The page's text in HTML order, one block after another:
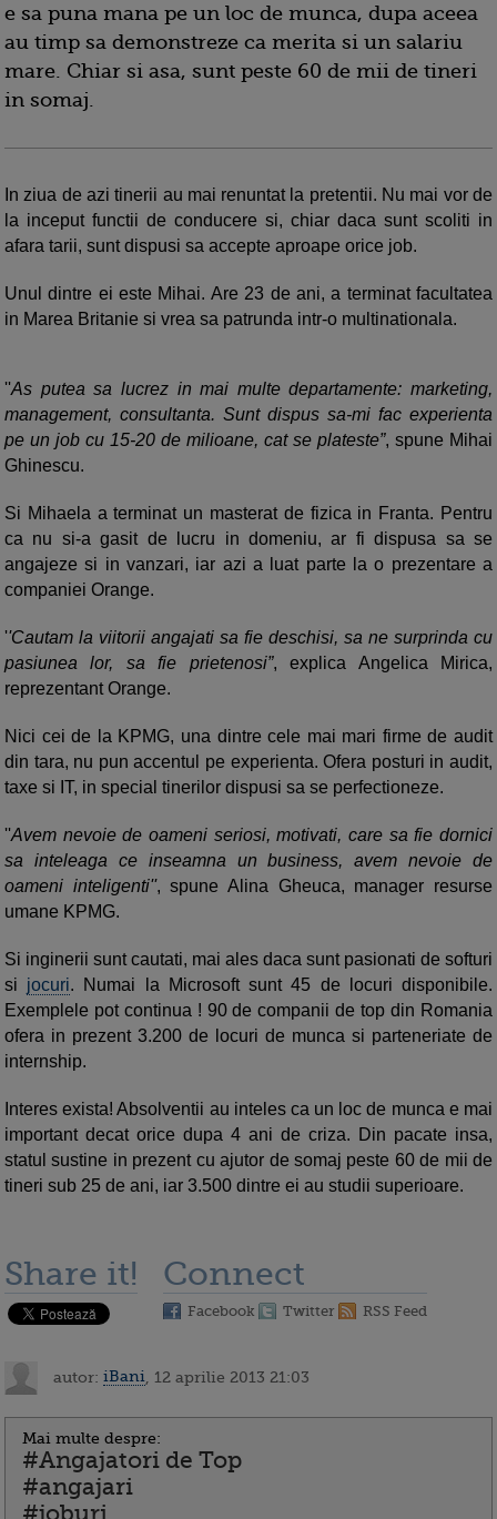
e sa puna mana pe un loc de munca, dupa aceea
au timp sa demonstreze ca merita si un salariu
mare. Chiar si asa, sunt peste 60 de mii de tineri
in somaj.
In ziua de azi tinerii au mai renuntat la pretentii. Nu mai vor de
la inceput functii de conducere si, chiar daca sunt scoliti in
afara tarii, sunt dispusi sa accepte aproape orice job.
Unul dintre ei este Mihai. Are 23 de ani, a terminat facultatea
in Marea Britanie si vrea sa patrunda intr-o multinationala.
''As putea sa lucrez in mai multe departamente: marketing,
management, consultanta. Sunt dispus sa-mi fac experienta
pe un job cu 15-20 de milioane, cat se plateste”, spune Mihai
Ghinescu.
Si Mihaela a terminat un masterat de fizica in Franta. Pentru
ca nu si-a gasit de lucru in domeniu, ar fi dispusa sa se
angajeze si in vanzari, iar azi a luat parte la o prezentare a
companiei Orange.
''Cautam la viitorii angajati sa fie deschisi, sa ne surprinda cu
pasiunea lor, sa fie prietenosi”, explica Angelica Mirica,
reprezentant Orange.
Nici cei de la KPMG, una dintre cele mai mari firme de audit
din tara, nu pun accentul pe experienta. Ofera posturi in audit,
taxe si IT, in special tinerilor dispusi sa se perfectioneze.
''Avem nevoie de oameni seriosi, motivati, care sa fie dornici
sa inteleaga ce inseamna un business, avem nevoie de
oameni inteligenti'', spune Alina Gheuca, manager resurse
umane KPMG.
Si inginerii sunt cautati, mai ales daca sunt pasionati de softuri
si jocuri. Numai la Microsoft sunt 45 de locuri disponibile.
Exemplele pot continua ! 90 de companii de top din Romania
ofera in prezent 3.200 de locuri de munca si parteneriate de
internship.
Interes exista! Absolventii au inteles ca un loc de munca e mai
important decat orice dupa 4 ani de criza. Din pacate insa,
statul sustine in prezent cu ajutor de somaj peste 60 de mii de
tineri sub 25 de ani, iar 3.500 dintre ei au studii superioare.
Share it! Connect
Facebook Twitter RSS Feed
autor: iBani , 12 aprilie 2013 21:03
Mai multe despre:
#Angajatori de Top
#angajari
#joburi